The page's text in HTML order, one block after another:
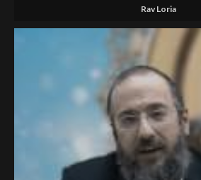
Rav Loria